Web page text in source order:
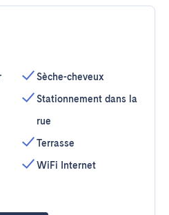
Sèche-cheveux
Stationnement dans la
rue
Terrasse
WiFi Internet